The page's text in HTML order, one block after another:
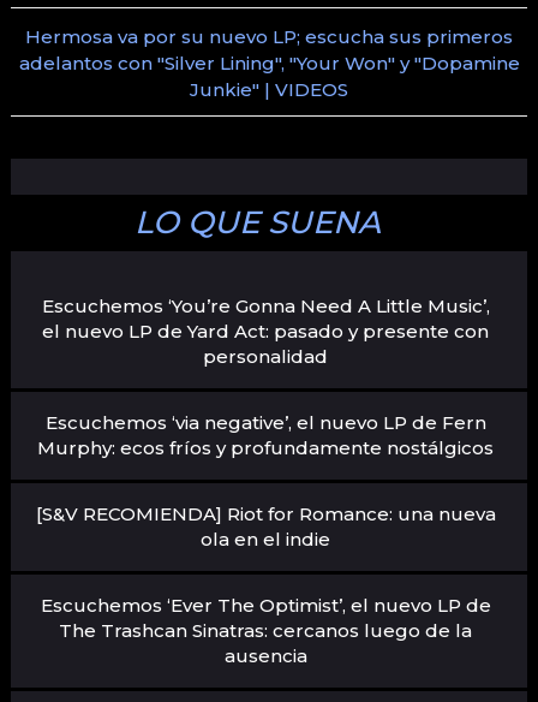
Hermosa va por su nuevo LP; escucha sus primeros
adelantos con "Silver Lining", "Your Won" y "Dopamine
Junkie" | VIDEOS
LO QUE SUENA
Escuchemos ‘You’re Gonna Need A Little Music’,
el nuevo LP de Yard Act: pasado y presente con
personalidad
Escuchemos ‘via negative’, el nuevo LP de Fern
Murphy: ecos fríos y profundamente nostálgicos
[S&V RECOMIENDA] Riot for Romance: una nueva
ola en el indie
Escuchemos ‘Ever The Optimist’, el nuevo LP de
The Trashcan Sinatras: cercanos luego de la
ausencia